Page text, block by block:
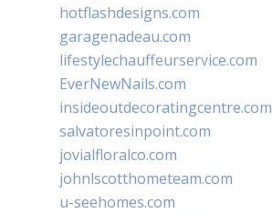
hotflashdesigns.com
garagenadeau.com
lifestylechauffeurservice.com
EverNewNails.com
insideoutdecoratingcentre.com
salvatoresinpoint.com
jovialfloralco.com
johnlscotthometeam.com
u-seehomes.com